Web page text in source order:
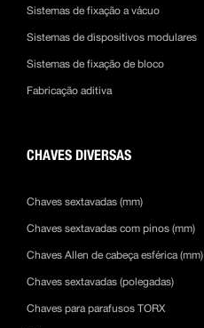
Sistemas de fixação a vácuo
Sistemas de dispositivos modulares
Sistemas de fixação de bloco
Fabricação aditiva
CHAVES DIVERSAS
Chaves sextavadas (mm)
Chaves sextavadas com pinos (mm)
Chaves Allen de cabeça esférica (mm)
Chaves sextavadas (polegadas)
Chaves para parafusos TORX